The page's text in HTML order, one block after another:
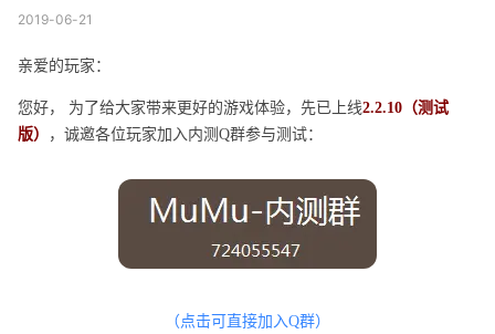
2019-06-21
亲爱的玩家：
您好， 为了给大家带来更好的游戏体验，先已上线2.2.10（测试
版）
，诚邀各位玩家加入内测Q群参与测试：
（点击可直接加入Q群）